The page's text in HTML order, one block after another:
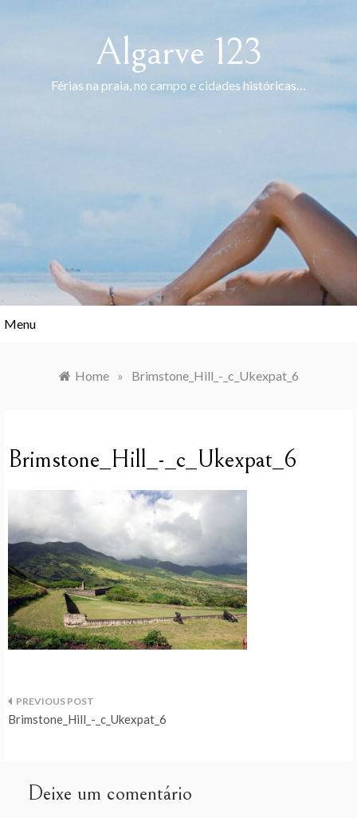
Algarve 123
Férias na praia, no campo e cidades históricas…
Menu
Home » Brimstone_Hill_-_c_Ukexpat_6
Brimstone_Hill_-_c_Ukexpat_6
Navegação
artigos
Brimstone_Hill_-_c_Ukexpat_6
Deixe um comentário